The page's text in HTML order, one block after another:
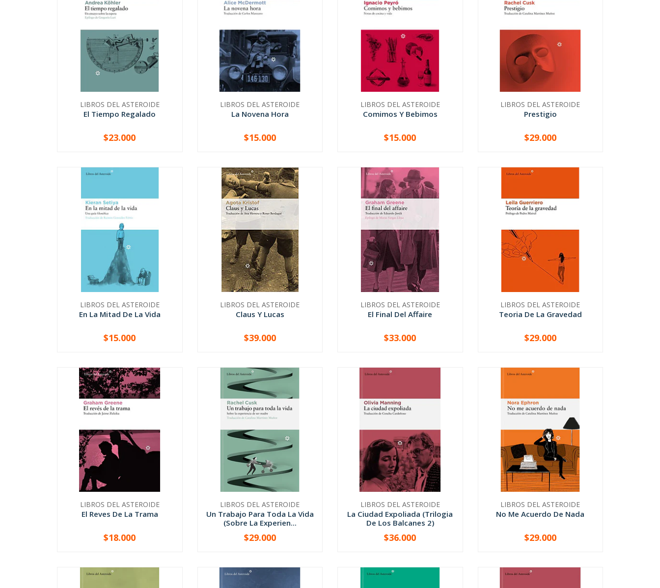
LIBROS DEL ASTEROIDE
El Tiempo Regalado
+
$23.000
LIBROS DEL ASTEROIDE
La Novena Hora
+
$15.000
LIBROS DEL ASTEROIDE
Comimos Y Bebimos
+
$15.000
LIBROS DEL ASTEROIDE
Prestigio
+
$29.000
LIBROS DEL ASTEROIDE
En La Mitad De La Vida
+
$15.000
LIBROS DEL ASTEROIDE
Claus Y Lucas
+
$39.000
LIBROS DEL ASTEROIDE
El Final Del Affaire
+
$33.000
LIBROS DEL ASTEROIDE
Teoria De La Gravedad
+
$29.000
LIBROS DEL ASTEROIDE
El Reves De La Trama
+
$18.000
LIBROS DEL ASTEROIDE
Un Trabajo Para Toda La Vida
(Sobre La Experien...
+
$29.000
LIBROS DEL ASTEROIDE
La Ciudad Expoliada (Trilogia
De Los Balcanes 2)
+
$36.000
LIBROS DEL ASTEROIDE
No Me Acuerdo De Nada
+
$29.000